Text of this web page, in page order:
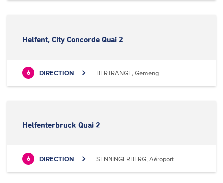
Helfent, City Concorde Quai 2
6 DIRECTION BERTRANGE, Gemeng
Helfenterbruck Quai 2
6 DIRECTION SENNINGERBERG, Aéroport